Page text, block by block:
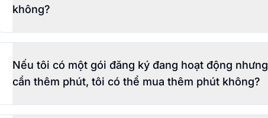
không?
Nếu tôi có một gói đăng ký đang hoạt động nhưng
cần thêm phút, tôi có thể mua thêm phút không?